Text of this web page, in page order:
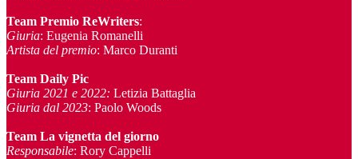
Team Premio ReWriters:
Giuria: Eugenia Romanelli
Artista del premio: Marco Duranti
Team Daily Pic
Giuria 2021 e 2022: Letizia Battaglia
Giuria dal 2023: Paolo Woods
Team La vignetta del giorno
Responsabile: Rory Cappelli